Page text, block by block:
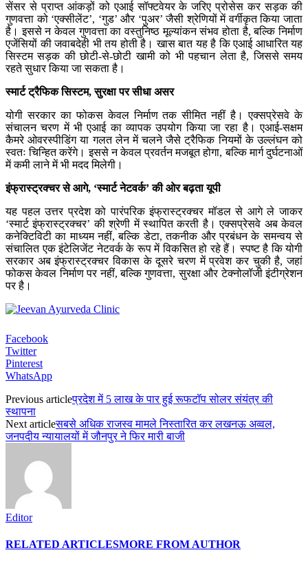
सेंसर से प्राप्त आंकड़ों को एआई सॉफ्टवेयर के जरिए प्रोसेस कर सड़क की
गुणवत्ता को ‘एक्सीलेंट’, ‘गुड’ और ‘पुअर’ जैसी श्रेणियों में वर्गीकृत किया जाता
है। इससे न केवल गुणवत्ता का वस्तुनिष्ठ मूल्यांकन संभव होता है, बल्कि निर्माण
एजेंसियों की जवाबदेही भी तय होती है। खास बात यह है कि एआई आधारित यह
सिस्टम सड़क की छोटी-से-छोटी खामी को भी पहचान लेता है, जिससे समय
रहते सुधार किया जा सकता है।
स्मार्ट ट्रैफिक सिस्टम, सुरक्षा पर सीधा असर
योगी सरकार का फोकस केवल निर्माण तक सीमित नहीं है। एक्सप्रेसवे के
संचालन चरण में भी एआई का व्यापक उपयोग किया जा रहा है। एआई-सक्षम
कैमरे ओवरस्पीडिंग या गलत लेन में चलने जैसे ट्रैफिक नियमों के उल्लंघन को
स्वतः चिन्हित करेंगे। इससे न केवल प्रवर्तन मजबूत होगा, बल्कि मार्ग दुर्घटनाओं
में कमी लाने में भी मदद मिलेगी।
इंफ्रास्ट्रक्चर से आगे, ‘स्मार्ट नेटवर्क’ की ओर बढ़ता यूपी
यह पहल उत्तर प्रदेश को पारंपरिक इंफ्रास्ट्रक्चर मॉडल से आगे ले जाकर
‘स्मार्ट इंफ्रास्ट्रक्चर’ की श्रेणी में स्थापित करती है। एक्सप्रेसवे अब केवल
कनेक्टिविटी का माध्यम नहीं, बल्कि डेटा, तकनीक और प्रबंधन के समन्वय से
संचालित एक इंटेलिजेंट नेटवर्क के रूप में विकसित हो रहे हैं। स्पष्ट है कि योगी
सरकार अब इंफ्रास्ट्रक्चर विकास के दूसरे चरण में प्रवेश कर चुकी है, जहां
फोकस केवल निर्माण पर नहीं, बल्कि गुणवत्ता, सुरक्षा और टेक्नोलॉजी इंटीग्रेशन
पर है।
Facebook
Twitter
Pinterest
WhatsApp
Previous articleप्रदेश में 5 लाख के पार हुई रूफटॉप सोलर संयंत्र की
स्थापना
Next articleसबसे अधिक राजस्व मामले निस्तारित कर लखनऊ अव्वल,
जनपदीय न्यायालयों में जौनपुर ने फिर मारी बाजी
Editor
RELATED ARTICLESMORE FROM AUTHOR